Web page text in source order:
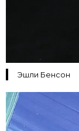
Эшли Бенсон